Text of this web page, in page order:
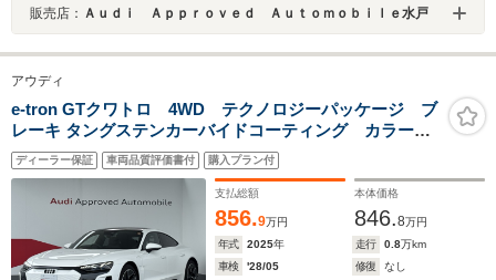
販売店： Ａｕｄｉ Ａｐｐｒｏｖｅｄ Ａｕｔｏｍｏｂｉｌｅ水戸
アウディ
e-tron GTクワトロ 4WD テクノロジーパッケージ ブ
レーキ タングステンカーバイドコーティング カラード
ブレーキキャリパー レッド 20AW
ディーラー保証 車両品質評価書付 購入プラン付
支払総額
856.9万円
本体価格
846.8万円
年式
2025年 走行 0.8万km
車検
'28/05 修復
なし